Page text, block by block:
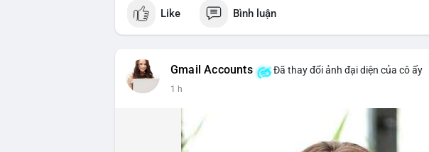
BTC (5,89 triệu USD) và 89,97 BTC (5,82 triệu USD), cho thấy
cấu danh mục. Tuy nhiên, funding rate BTC chỉ ở mức 0,0043%
- DeFi & Công nghệ: Tổng TVL DeFi đạt 143,06 tỷ USD, gần như
Ethereum dẫn đầu với 41,85 tỷ USD nhưng tốc độ tăng trưởng
vốn hóa Stablecoin đạt 306,95 tỷ USD, cho thấy nhà đầu tư
BTCPay Foundation xác nhận các node Lightning bị rút tiền và
Like Bình luận
Gmail Accounts Đã thay đổi ảnh đại diện của cô ấy
1 h